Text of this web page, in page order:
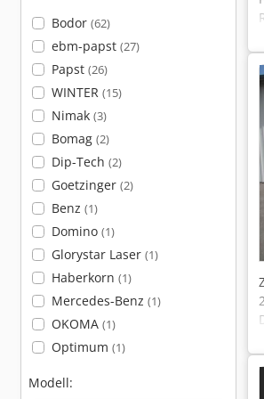
Bodor (62)
ebm-papst (27)
Papst (26)
WINTER (15)
Nimak (3)
Bomag (2)
Dip-Tech (2)
Goetzinger (2)
Benz (1)
Domino (1)
Glorystar Laser (1)
Haberkorn (1)
Mercedes-Benz (1)
OKOMA (1)
Optimum (1)
Modell: